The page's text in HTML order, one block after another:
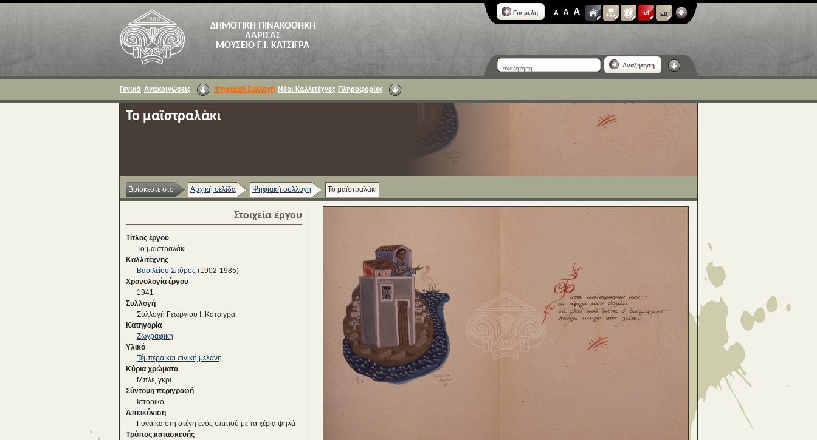
ΔΗΜΟΤΙΚΗ ΠΙΝΑΚΟΘΗΚΗ
ΛΑΡΙΣΑΣ
ΜΟΥΣΕΙΟ Γ.Ι. ΚΑΤΣΙΓΡΑ
Για μέλη A A A el en
Αναζήτηση
Γενικά Ανακοινώσεις Ψηφιακή Συλλογή Νέοι Καλλιτέχνες Πληροφορίες
Το μαϊστραλάκι
Βρίσκεστε στο Αρχική σελίδα Ψηφιακή συλλογή Το μαϊστραλάκι
Στοιχεία έργου
Τίτλος έργου
Το μαϊστραλάκι
Καλλιτέχνης
Βασιλείου Σπύρος (1902-1985)
Χρονολογία έργου
1941
Συλλογή
Συλλογή Γεωργίου Ι. Κατσίγρα
Κατηγορία
Ζωγραφική
Υλικό
Τέμπερα και σινική μελάνη
Κύρια χρώματα
Μπλε, γκρι
Σύντομη περιγραφή
Iστορικό
Απεικόνιση
Γυναίκα στη στέγη ενός σπιτιού με τα χέρια ψηλά
Τρόπος κατασκευής